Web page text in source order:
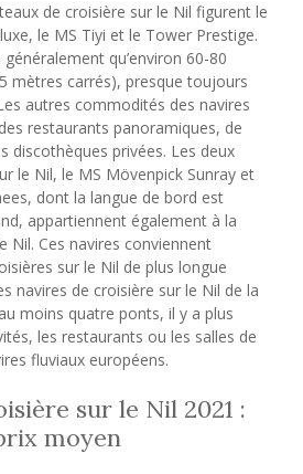
de croisière sur le Nil figurent le
le MS Tiyi et le Tower Prestige.
généralement qu’environ 60-80
mètres carrés), presque toujours
autres commodités des navires
restaurants panoramiques, de
discothèques privées. Les deux
le Nil, le MS Mövenpick Sunray et
dont la langue de bord est
appartiennent également à la
Nil. Ces navires conviennent
sur le Nil de plus longue
navires de croisière sur le Nil de la
moins quatre ponts, il y a plus
les restaurants ou les salles de
fluviaux européens.
sur le Nil 2021 :
moyen